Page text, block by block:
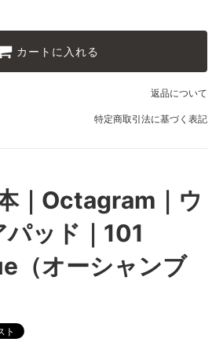
カートに入れる
返品について
特定商取引法に基づく表記
｜Octagram｜ウ
ッド｜101
（オーシャンブ